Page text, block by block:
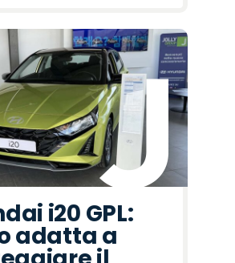
i20 GPL:
adatta a